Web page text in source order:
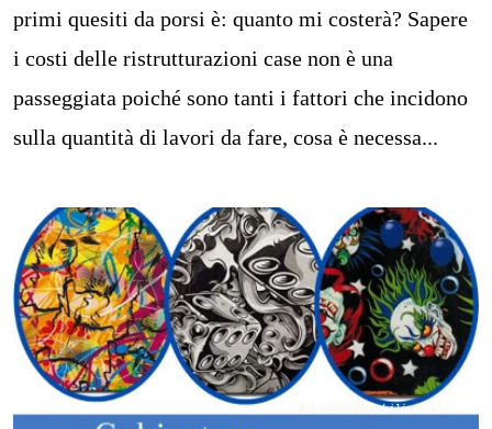
primi quesiti da porsi è: quanto mi costerà? Sapere
i costi delle ristrutturazioni case non è una
passeggiata poiché sono tanti i fattori che incidono
sulla quantità di lavori da fare, cosa è necessa...